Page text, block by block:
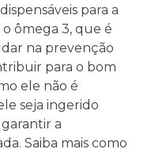
para a
ômega 3, que é
na prevenção
para o bom
ele não é
seja ingerido
a
Saiba mais como